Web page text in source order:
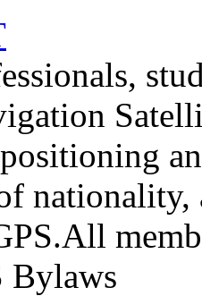
nationality,
Bylaws